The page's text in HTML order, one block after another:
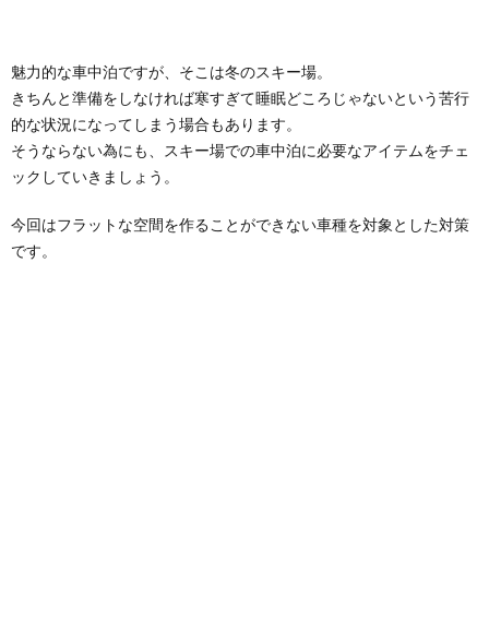
魅力的な車中泊ですが、そこは冬のスキー場。
きちんと準備をしなければ寒すぎて睡眠どころじゃないという苦行
的な状況になってしまう場合もあります。
そうならない為にも、スキー場での車中泊に必要なアイテムをチェ
ックしていきましょう。
今回はフラットな空間を作ることができない車種を対象とした対策
です。